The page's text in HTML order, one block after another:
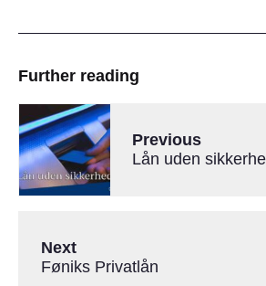
Further reading
Previous
Lån uden
Next
Føniks Privatlån